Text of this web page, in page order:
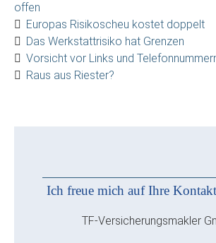
offen
Europas Risikoscheu kostet doppelt
Das Werkstattrisiko hat Grenzen
Vorsicht vor Links und
Raus aus Riester?
Ich freue mich auf Ihre
TF-Versicherungsmakler